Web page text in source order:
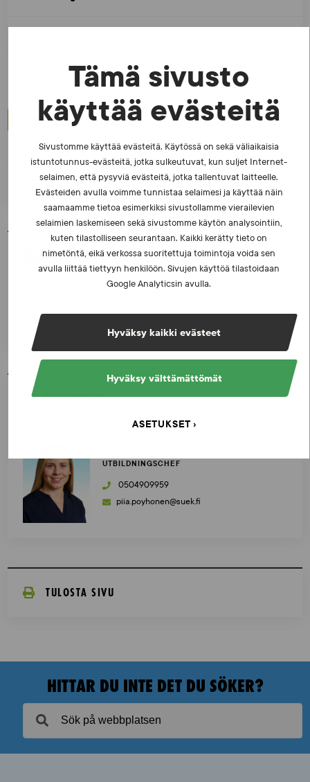
Tämä sivusto
käyttää evästeitä
Sivustomme käyttää evästeitä. Käytössä on sekä väliaikaisia
istuntotunnus-evästeitä, jotka sulkeutuvat, kun suljet Internet-
selaimen, että pysyviä evästeitä, jotka tallentuvat laitteelle.
Evästeiden avulla voimme tunnistaa selaimesi ja käyttää näin
saamaamme tietoa esimerkiksi sivustollamme vierailevien
selaimien laskemiseen sekä sivustomme käytön analysointiin,
kuten tilastolliseen seurantaan. Kaikki kerätty tieto on
nimetöntä, eikä verkossa suoritettuja toimintoja voida sen
avulla liittää tiettyyn henkilöön. Sivujen käyttöä tilastoidaan
Google Analyticsin avulla.
Hyväksy kaikki evästeet
Hyväksy välttämättömät
ASETUKSET
Utbildningsmaterial
Utbildningsmaterial
Webbutbildningen Rent spel är bäst
Webbutbildningen Rättvist spel är bäst
I samarbete
RELATERADE LÄNKAR
TA KONTAKT
UTBILDNINGSCHEF
0504909959
piia.poyhonen@suek.fi
TULOSTA SIVU
HITTAR DU INTE DET DU SÖKER?